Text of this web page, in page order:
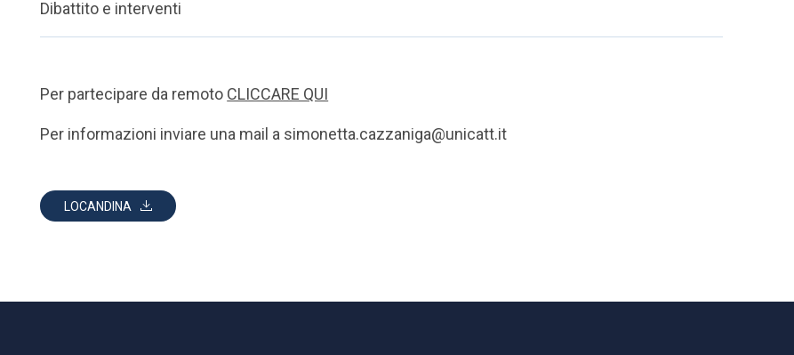
Dibattito e interventi
Per partecipare da remoto CLICCARE QUI
Per informazioni inviare una mail a simonetta.cazzaniga@unicatt.it
LOCANDINA